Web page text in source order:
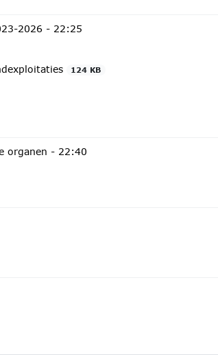
2026 - 22:25
124 KB
organen - 22:40